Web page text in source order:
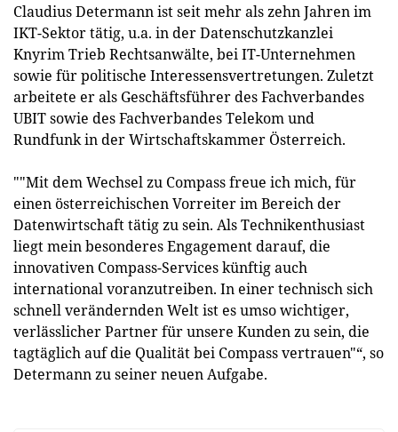
Claudius Determann ist seit mehr als zehn Jahren im
IKT-Sektor tätig, u.a. in der Datenschutzkanzlei
Knyrim Trieb Rechtsanwälte, bei IT-Unternehmen
sowie für politische Interessensvertretungen. Zuletzt
arbeitete er als Geschäftsführer des Fachverbandes
UBIT sowie des Fachverbandes Telekom und
Rundfunk in der Wirtschaftskammer Österreich.
""Mit dem Wechsel zu Compass freue ich mich, für
einen österreichischen Vorreiter im Bereich der
Datenwirtschaft tätig zu sein. Als Technikenthusiast
liegt mein besonderes Engagement darauf, die
innovativen Compass-Services künftig auch
international voranzutreiben. In einer technisch sich
schnell verändernden Welt ist es umso wichtiger,
verlässlicher Partner für unsere Kunden zu sein, die
tagtäglich auf die Qualität bei Compass vertrauen"“, so
Determann zu seiner neuen Aufgabe.